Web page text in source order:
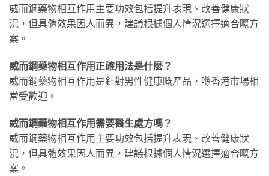
威而鋼藥物相互作用主要功效包括提升表現、改善健康狀
況，但具體效果因人而異，建議根據個人情況選擇適合嘅方
案。
威而鋼藥物相互作用正確用法是什麼？
威而鋼藥物相互作用是針對男性健康嘅產品，喺香港市場相
當受歡迎。
威而鋼藥物相互作用需要醫生處方嗎？
威而鋼藥物相互作用主要功效包括提升表現、改善健康狀
況，但具體效果因人而異，建議根據個人情況選擇適合嘅方
案。